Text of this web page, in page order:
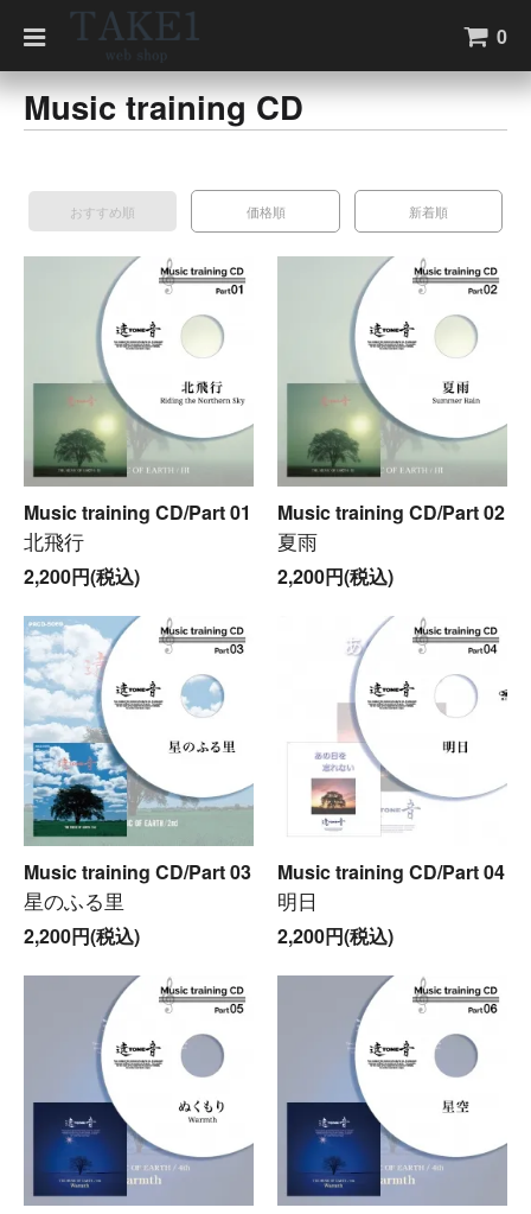
0
Music training CD
おすすめ順 価格順 新着順
Music training CD/Part 01
北飛行
2,200円(税込)
Music training CD/Part 02
夏雨
2,200円(税込)
Music training CD/Part 03
星のふる里
2,200円(税込)
Music training CD/Part 04
明日
2,200円(税込)